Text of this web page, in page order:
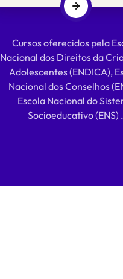
Cursos oferecidos pela
Nacional dos Direitos da
Adolescentes (ENDICA),
Nacional dos Conselhos
Escola Nacional do
Socioeducativo (ENS) .